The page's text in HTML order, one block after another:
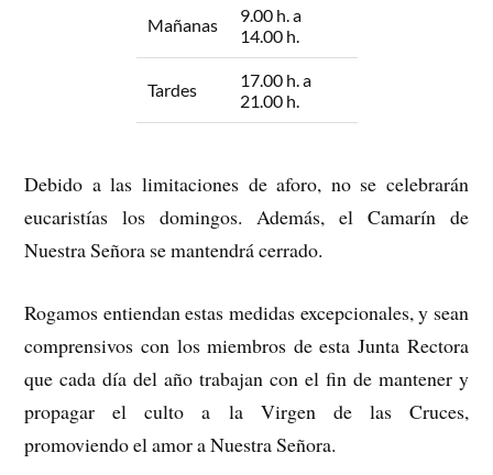
Mañanas
9.00 h. a
14.00 h.
Tardes
17.00 h. a
21.00 h.
Debido a las limitaciones de aforo, no se celebrarán
eucaristías los domingos. Además, el Camarín de
Nuestra Señora se mantendrá cerrado.
Rogamos entiendan estas medidas excepcionales, y sean
comprensivos con los miembros de esta Junta Rectora
que cada día del año trabajan con el fin de mantener y
propagar el culto a la Virgen de las Cruces,
promoviendo el amor a Nuestra Señora.